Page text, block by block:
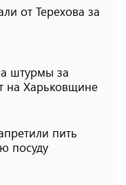
от Терехова за
штурмы за
на Харьковщине
пить
посуду